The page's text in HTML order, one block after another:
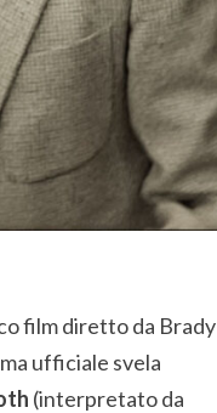
film diretto da Brady
ufficiale svela
(interpretato da